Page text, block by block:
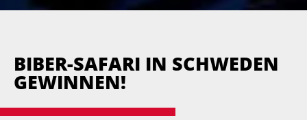
BIBER-SAFARI IN SCHWEDEN
GEWINNEN!